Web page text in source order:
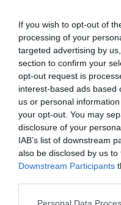
If you wish to opt-out of
processing of your
targeted advertising by
section to confirm your
opt-out request is
interest-based ads based
us or personal
your opt-out. You may
disclosure of your
IAB’s list of downstream
also be disclosed by us
Downstream Participants
Personal Data
απλησίαστα, σήµερα η
είναι πιο προσιτή από
Η Haswing Marine
χωρίζεται σε τρία
ώσης µε βάρος που δεν
ελαφριά εξωλέµβια
των 40 και 8,2 κιλά των
και από θέµα
ανάποδα, η λαγουδέρα
και διαθέτει κλίση 110
αποθηκεύεται εύκολα.